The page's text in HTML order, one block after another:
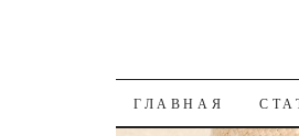
К
ГЛАВНАЯ